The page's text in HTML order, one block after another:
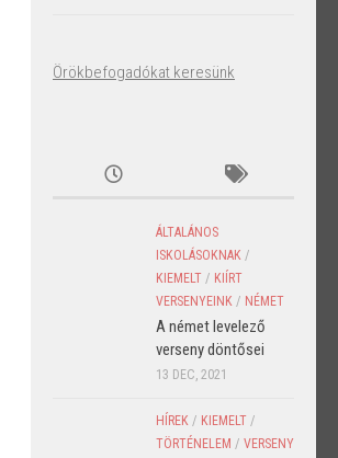
Örökbefogadókat keresünk
ÁLTALÁNOS
ISKOLÁSOKNAK /
KIEMELT / KIÍRT
VERSENYEINK / NÉMET
A német levelező
verseny döntősei
13 DEC, 2021
HÍREK / KIEMELT /
TÖRTÉNELEM / VERSENY